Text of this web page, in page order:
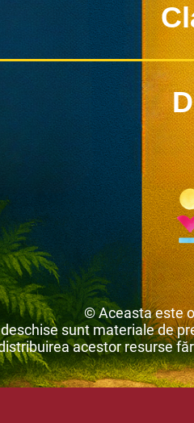
© Aceasta este
sunt materiale de
acestor resurse